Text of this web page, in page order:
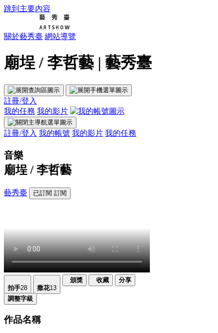
跳到主要內容
關於藝秀臺 網站導覽
廟埕 / 李哲藝 | 藝秀臺
註冊/登入
我的任務 我的影片
註冊/登入 我的帳號 我的影片 我的任務
音樂
廟埕 / 李哲藝
藝秀臺 已訂閱 訂閱
拍手28 撒花13
頒獎 收藏 分享
調整字級
作品名稱